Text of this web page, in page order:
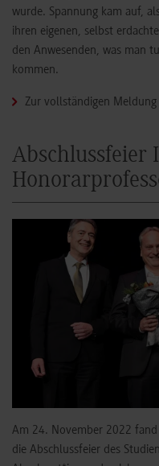
wurde. Spannung kam auf,
ihren eigenen, selbst
den Anwesenden, was man
kommen.
Zur vollständigen Meldung
Abschlussfeier
Am 24. November 2022
die Abschlussfeier des